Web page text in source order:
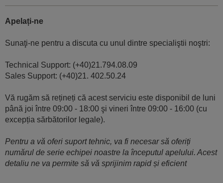
Apelați-ne
Sunaţi-ne pentru a discuta cu unul dintre specialiştii noştri:
Technical Support: (+40)21.794.08.09
Sales Support: (+40)21. 402.50.24
Vă rugăm să rețineți că acest serviciu este disponibil de luni
până joi între 09:00 - 18:00 şi vineri între 09:00 - 16:00 (cu
excepția sărbătorilor legale).
Pentru a vă oferi suport tehnic, va fi necesar să oferiți
numărul de serie echipei noastre la începutul apelului. Acest
detaliu ne va permite să vă sprijinim rapid și eficient